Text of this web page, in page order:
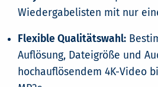
Wiedergabelisten mit nur
Flexible Qualitätswahl:
Auflösung, Dateigröße und
hochauflösendem 4K-Video